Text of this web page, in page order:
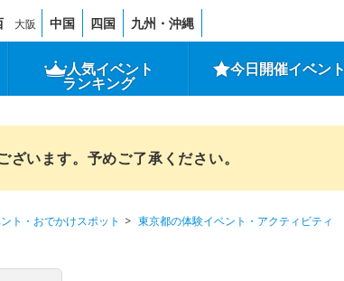
大阪 中国 四国 九州・沖縄
人気イベント
ランキング
今日開催イベント
います。予めご了承ください。
ト・おでかけスポット
東京都の体験イベント・アクティビティ